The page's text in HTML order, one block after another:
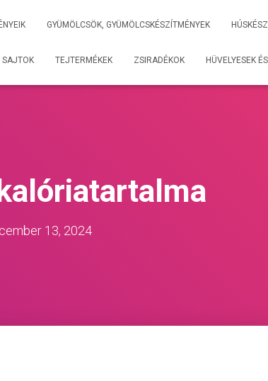
GYÜMÖLCSÖK, GYÜMÖLCSKÉSZÍTMÉNYEK
SAJTOK TEJTERMÉKEK ZSIRADÉKOK HÜVELYESEK
13, 2024